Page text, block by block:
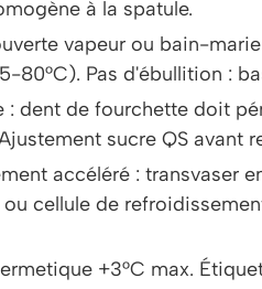
à la spatule.
vapeur ou bain-
80°C). Pas d'ébullition :
: dent de fourchette doit
sucre QS avant
accéléré : transvaser
cellule de
+3°C max.